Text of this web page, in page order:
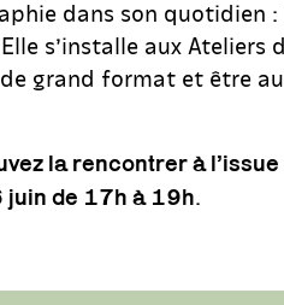
dans son quotidien :
s’installe aux Ateliers
grand format et être
la rencontrer à
juin de 17h à 19h.